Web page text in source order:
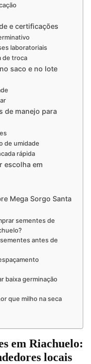
e certificações
laboratoriais
de troca
saco e no lote
de manejo para
de umidade
rápida
escolha em
Mega Sorgo Santa
sementes de
antes de
baixa germinação
que milho na seca
em Riachuelo:
locais